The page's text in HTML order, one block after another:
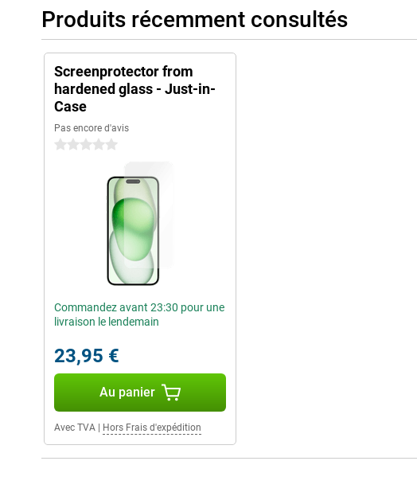
Produits récemment consultés
Screenprotector from
hardened glass - Just-in-
Case
Pas encore d'avis
0 étoiles
Commandez avant 23:30 pour une
livraison le lendemain
23,95 €
Au panier
Avec TVA Hors Frais d'expédition